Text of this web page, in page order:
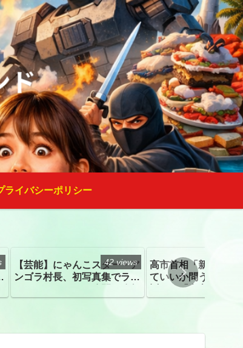
ライバシーポリシー
【芸能】にゃんこスター・ア
ンゴラ村長、初写真集でラン
はデジタル写真集が異例の大
42 views
高市首相「新たな国
ていいか問う」 受
訴え！「高市自民に